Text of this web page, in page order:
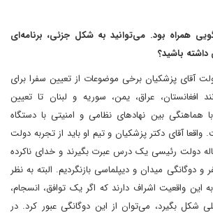
همراه بود. می‌توانید به شکل جزئی، برنامه‌ای
داشته باشید؟
آقای پزشکیان برخی موضوعات از تعیین سفرا برای
عراق، یمن، سوریه و لبنان تا تعیین
هماهنگی بین نهادهای نظامی و امنیتی با دستگاه
آقای دکتر پزشکیان و تیم او باید از تجربه دولت
دولت رئیسی یک درس عبرت بگیرند و خدای ناکرده
دوگانگی میدان و دیپلماسی بازنگردیم. البته به نظر
این واقعیت اشراف دارند که اگر یک توافق، انسجام،
شکل بگیرد، می‌توان از این دوگانگی عبور کرد. در